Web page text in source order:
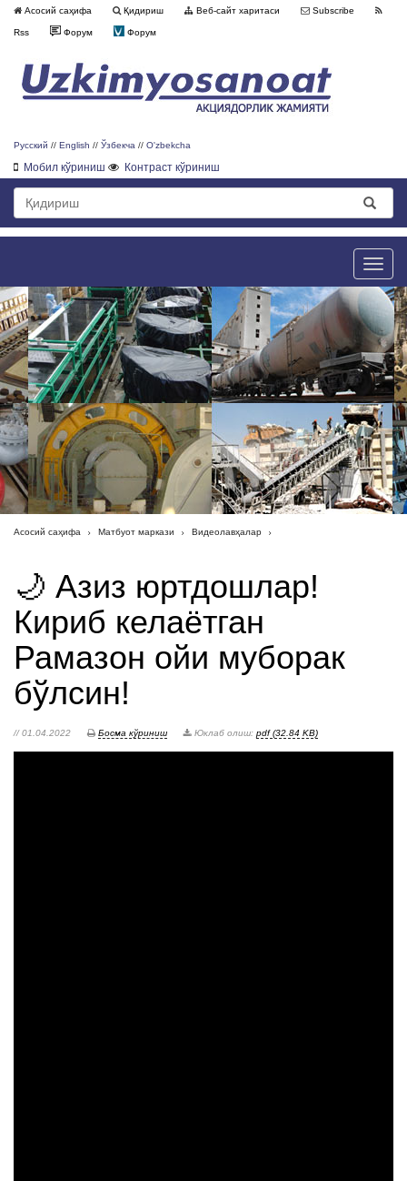
Асосий саҳифа Қидириш Веб-сайт харитаси Subscribe
Rss Форум Форум
Русский // English // Ўзбекча // O'zbekcha
Мобил кўриниш Контраст кўриниш
Toggle
Асосий саҳифа Матбуот маркази Видеолавҳалар
🌙 Азиз юртдошлар!
Кириб келаётган
Рамазон ойи муборак
бўлсин!
// 01.04.2022 Босма кўриниш Юклаб олиш: pdf (32.84 KB)